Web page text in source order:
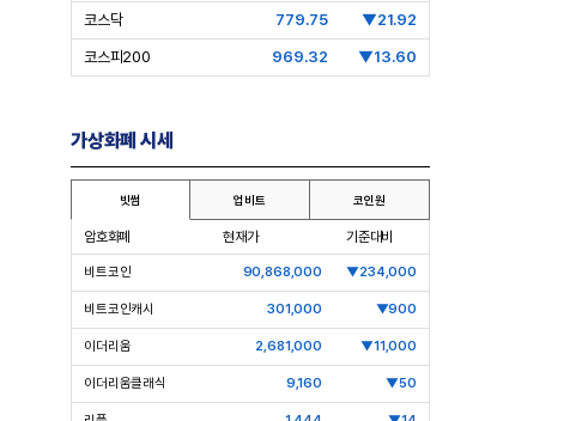
[CEO’s Speech] 최태원
“AI는 경기사이클 아닌 산업진화 그
본격화
16조7천억원 투자 재원 마련 전략
은?
코스닥 779.75 ▼21.92
코스피200 969.32 ▼13.60
가상화폐 시세
빗썸 업비트 코인원
암호화폐 현재가 기준대비
비트코인 90,868,000 ▼234,000
비트코인캐시 301,000 ▼900
이더리움 2,681,000 ▼11,000
이더리움클래식 9,160 ▼50